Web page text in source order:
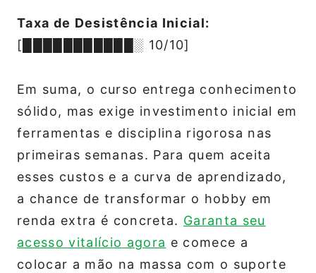
Taxa de Desistência Inicial:
[███████████░ 10/10]
Em suma, o curso entrega conhecimento
sólido, mas exige investimento inicial em
ferramentas e disciplina rigorosa nas
primeiras semanas. Para quem aceita
esses custos e a curva de aprendizado,
a chance de transformar o hobby em
renda extra é concreta. Garanta seu
acesso vitalício agora e comece a
colocar a mão na massa com o suporte